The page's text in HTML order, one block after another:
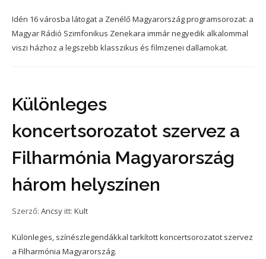
Idén 16 városba látogat a Zenélő Magyarország programsorozat: a
Magyar Rádió Szimfonikus Zenekara immár negyedik alkalommal
viszi házhoz a legszebb klasszikus és filmzenei dallamokat.
Különleges
koncertsorozatot szervez a
Filharmónia Magyarország
három helyszínen
Szerző: Ancsy itt: Kult
Különleges, színészlegendákkal tarkított koncertsorozatot szervez
a Filharmónia Magyarország.